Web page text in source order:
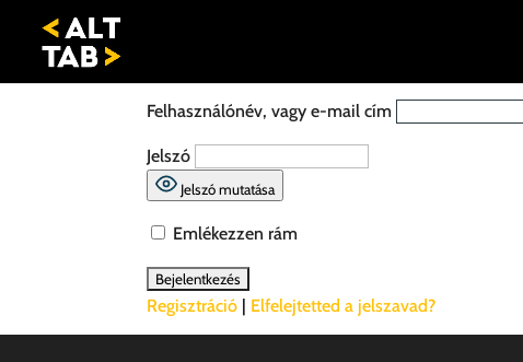
Felhasználónév, vagy e-mail cím
Jelszó
Jelszó mutatása
Emlékezzen rám
Regisztráció Elfelejtetted a jelszavad?